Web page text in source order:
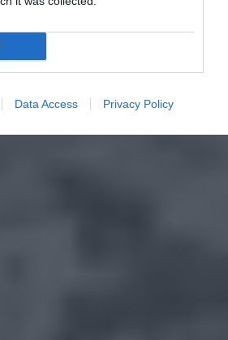
Data Access Privacy Policy